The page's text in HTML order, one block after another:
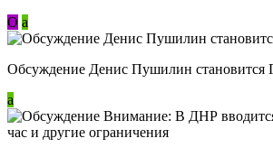
О a
Обсуждение Денис Пушилин становится
a